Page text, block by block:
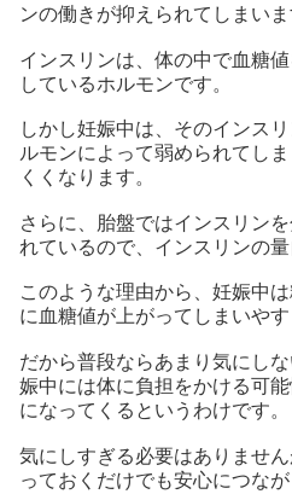
ンの働きが抑えられてしまいま
インスリンは、体の中で血糖
しているホルモンです。
しかし妊娠中は、そのインス
ルモンによって弱められてし
くくなります。
さらに、胎盤ではインスリン
れているので、インスリンの量
このような理由から、妊娠中
に血糖値が上がってしまいやす
だから普段ならあまり気にし
娠中には体に負担をかける可
になってくるというわけです。
気にしすぎる必要はありませ
っておくだけでも安心につなが